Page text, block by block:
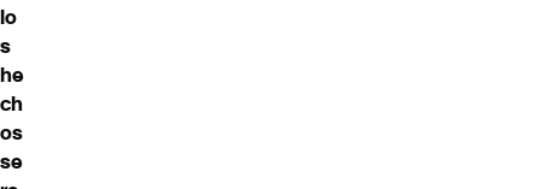
lo
s
he
ch
os
se